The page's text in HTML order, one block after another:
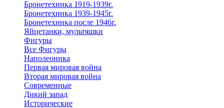
Бронетехника 1919-1939г.
Бронетехника 1939-1945г.
Бронетехника после 1946г.
Яйцетанки, мультяшки
Фигуры
Все Фигуры
Наполеоника
Первая мировая война
Вторая мировая война
Современные
Дикий запад
Исторические